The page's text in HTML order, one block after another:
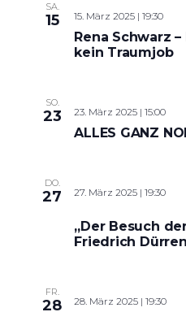
SA.
15 15. März 2025 | 19:30
Rena Schwarz
kein Traumjob
SO.
23 23. März 2025 | 15:00
ALLES GANZ
DO.
27 27. März 2025 | 19:30
„Der Besuch
Friedrich
FR.
28 28. März 2025 | 19:30